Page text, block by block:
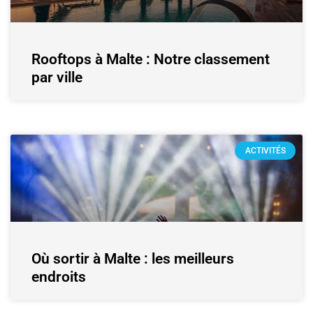
Rooftops à Malte : Notre classement
par ville
ACTIVITÉS
Où sortir à Malte : les meilleurs
endroits